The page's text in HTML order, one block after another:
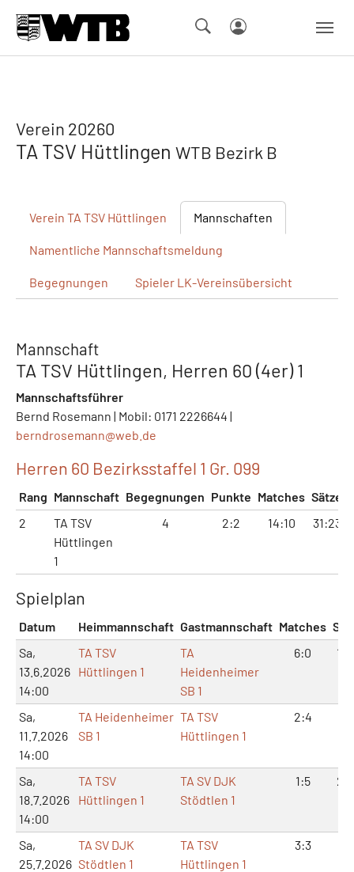
Verein 20260
TA TSV Hüttlingen WTB Bezirk B
Verein TA TSV Hüttlingen Mannschaften
Namentliche Mannschaftsmeldung
Begegnungen Spieler LK-Vereinsübersicht
Mannschaft
TA TSV Hüttlingen, Herren 60 (4er) 1
Mannschaftsführer
Bernd Rosemann | Mobil: 0171 2226644 |
berndrosemann@web.de
Herren 60 Bezirksstaffel 1 Gr. 099
Rang Mannschaft Begegnungen Punkte Matches Sätze
2
TA TSV
Hüttlingen
1
4 2:2 14:10 31:23
Spielplan
Datum Heimmannschaft Gastmannschaft Matches
Sa,
13.6.2026
14:00
TA TSV
Hüttlingen 1
TA
Heidenheimer
SB 1
6:0
Sa,
11.7.2026
14:00
TA Heidenheimer
SB 1
TA TSV
Hüttlingen 1
2:4
Sa,
18.7.2026
14:00
TA TSV
Hüttlingen 1
TA SV DJK
Stödtlen 1
1:5
Sa,
25.7.2026
TA SV DJK
Stödtlen 1
TA TSV
Hüttlingen 1
3:3